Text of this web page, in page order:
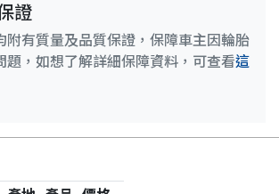
證
附有質量及品質保證，保障車主因輪胎
題，如想了解詳細保障資料，可查看這